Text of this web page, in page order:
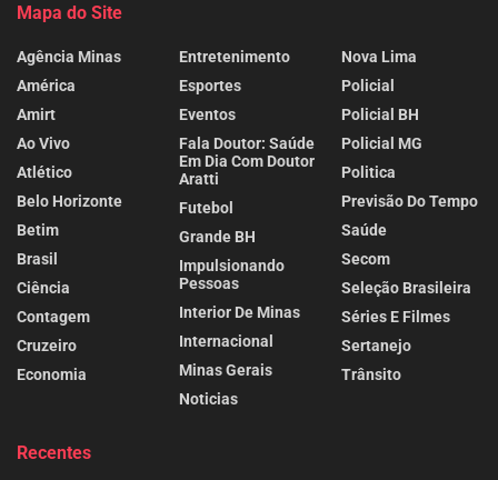
Mapa do Site
Agência Minas
América
Amirt
Ao Vivo
Atlético
Belo Horizonte
Betim
Brasil
Ciência
Contagem
Cruzeiro
Economia
Entretenimento
Esportes
Eventos
Fala Doutor: Saúde
Em Dia Com Doutor
Aratti
Futebol
Grande BH
Impulsionando
Pessoas
Interior De Minas
Internacional
Minas Gerais
Noticias
Nova Lima
Policial
Policial BH
Policial MG
Politica
Previsão Do Tempo
Saúde
Secom
Seleção Brasileira
Séries E Filmes
Sertanejo
Trânsito
Recentes